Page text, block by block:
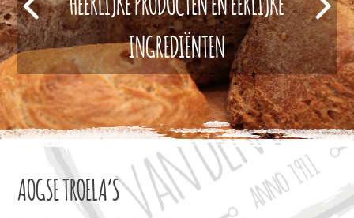
INGREDIËNTEN
AOGSE TROELA’S